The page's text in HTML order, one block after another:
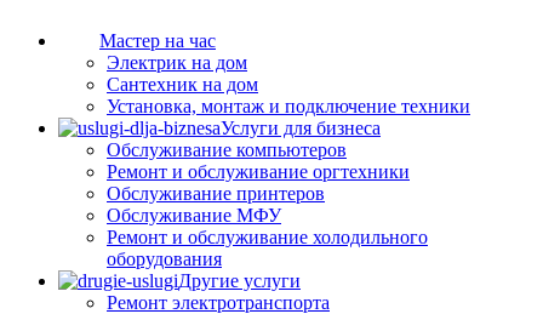
Мастер на час
Электрик на дом
Сантехник на дом
Установка, монтаж и подключение техники
Услуги для бизнеса
Обслуживание компьютеров
Ремонт и обслуживание оргтехники
Обслуживание принтеров
Обслуживание МФУ
Ремонт и обслуживание холодильного
оборудования
Другие услуги
Ремонт электротранспорта